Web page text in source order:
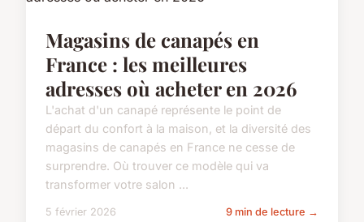
Magasins de canapés en
France : les meilleures
adresses où acheter en 2026
L'achat d'un canapé représente le point de
départ du confort à la maison, et la diversité des
magasins de canapés en France ne cesse de
surprendre. Où trouver ce modèle qui va
transformer votre salon ...
5 février 2026 9 min de lecture →